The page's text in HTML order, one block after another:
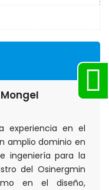
experiencia en el
amplio dominio en
ingeniería para la
del Osinergmin
en el diseño,